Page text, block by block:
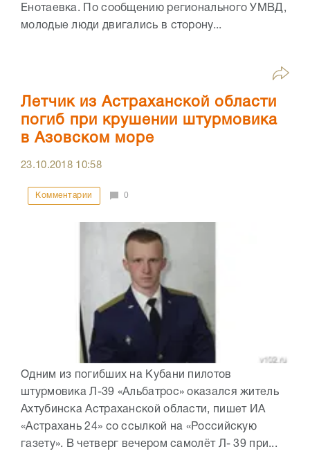
Енотаевка. По сообщению регионального УМВД,
молодые люди двигались в сторону...
Летчик из Астраханской области
погиб при крушении штурмовика
в Азовском море
23.10.2018 10:58
Комментарии 0
Одним из погибших на Кубани пилотов
штурмовика Л-39 «Альбатрос» оказался житель
Ахтубинска Астраханской области, пишет ИА
«Астрахань 24» со ссылкой на «Российскую
газету». В четверг вечером самолёт Л- 39 при...